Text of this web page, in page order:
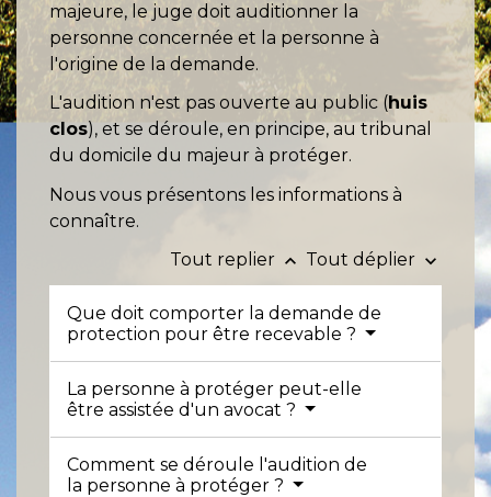
majeure, le juge doit auditionner la
personne concernée et la personne à
l'origine de la demande.
L'audition n'est pas ouverte au public (huis
clos), et se déroule, en principe, au tribunal
du domicile du majeur à protéger.
Nous vous présentons les informations à
connaître.
Tout replier keyboard_arrow_up Tout déplier keyboard_arrow_down
Que doit comporter la demande de
protection pour être recevable ?
La personne à protéger peut-elle
être assistée d'un avocat ?
Comment se déroule l'audition de
la personne à protéger ?